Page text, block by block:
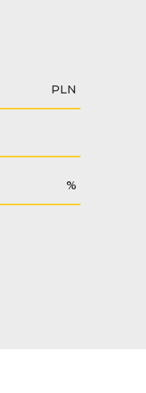
PLN
%